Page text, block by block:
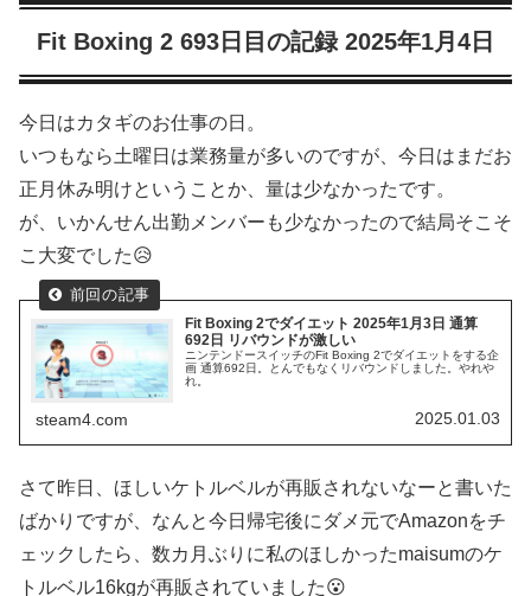
Fit Boxing 2 693日目の記録 2025年1月4日
今日はカタギのお仕事の日。
いつもなら土曜日は業務量が多いのですが、今日はまだお
正月休み明けということか、量は少なかったです。
が、いかんせん出勤メンバーも少なかったので結局そこそ
こ大変でした😥
Fit Boxing 2でダイエット 2025年1月3日 通算
692日 リバウンドが激しい
ニンテンドースイッチのFit Boxing 2でダイエットをする企
画 通算692日。とんでもなくリバウンドしました。やれや
れ。
steam4.com 2025.01.03
さて昨日、ほしいケトルベルが再販されないなーと書いた
ばかりですが、なんと今日帰宅後にダメ元でAmazonをチ
ェックしたら、数カ月ぶりに私のほしかったmaisumのケ
トルベル16kgが再販されていました😮